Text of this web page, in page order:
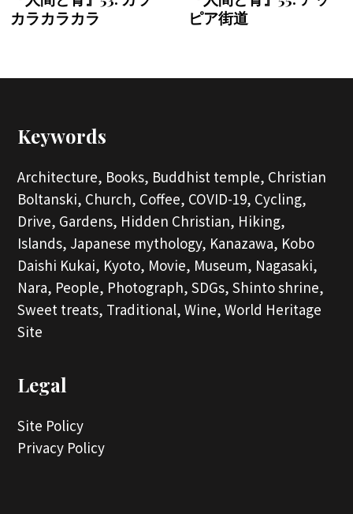
カラカラカラ
ピア街道
Keywords
Architecture, Books, Buddhist temple, Christian
Boltanski, Church, Coffee, COVID-19, Cycling,
Drive, Gardens, Hidden Christian, Hiking,
Islands, Japanese mythology, Kanazawa, Kobo
Daishi Kukai, Kyoto, Movie, Museum, Nagasaki,
Nara, People, Photograph, SDGs, Shinto shrine,
Sweet treats, Traditional, Wine, World Heritage
Site
Legal
Site Policy
Privacy Policy